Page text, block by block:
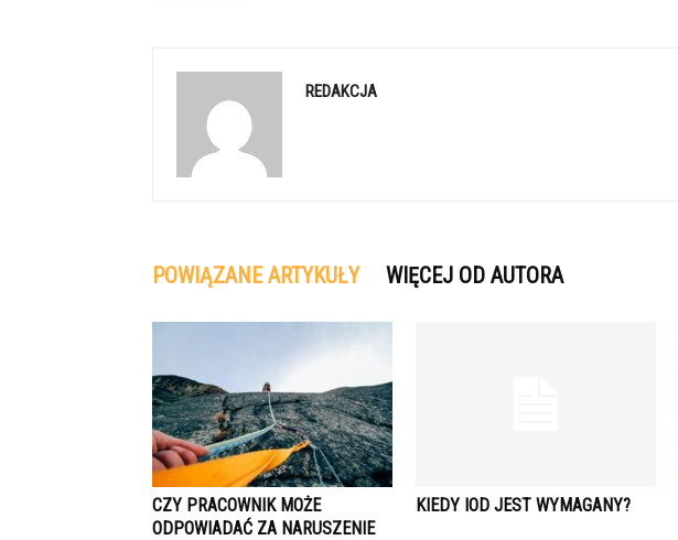
REDAKCJA
POWIĄZANE ARTYKUŁY WIĘCEJ OD AUTORA
CZY PRACOWNIK MOŻE
ODPOWIADAĆ ZA NARUSZENIE
KIEDY IOD JEST WYMAGANY?